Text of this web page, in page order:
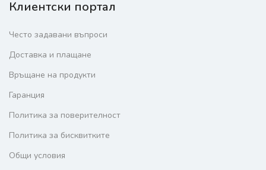
Клиентски портал
Често задавани въпроси
Доставка и плащане
Връщане на продукти
Гаранция
Политика за поверителност
Политика за бисквитките
Общи условия